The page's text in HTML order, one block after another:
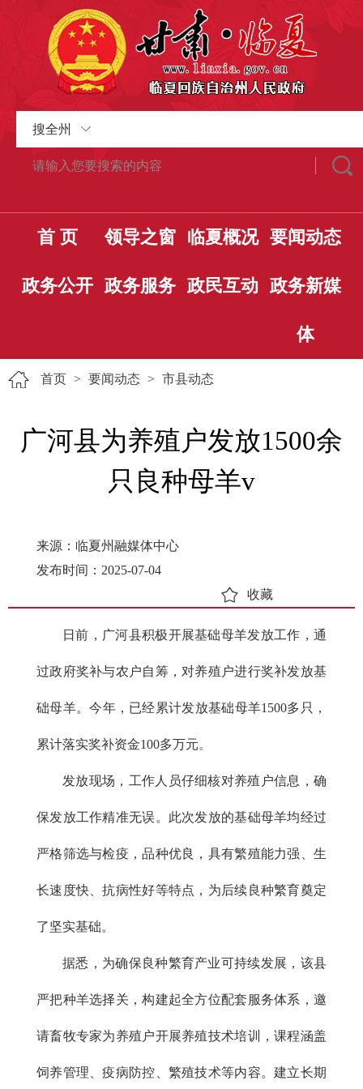
搜全州
首 页 领导之窗 临夏概况 要闻动态
政务公开 政务服务 政民互动 政务新媒
体
首页 > 要闻动态 > 市县动态
广河县为养殖户发放1500余
只良种母羊v
来源：临夏州融媒体中心
发布时间：2025-07-04
收藏
日前，广河县积极开展基础母羊发放工作，通
过政府奖补与农户自筹，对养殖户进行奖补发放基
础母羊。今年，已经累计发放基础母羊1500多只，
累计落实奖补资金100多万元。
发放现场，工作人员仔细核对养殖户信息，确
保发放工作精准无误。此次发放的基础母羊均经过
严格筛选与检疫，品种优良，具有繁殖能力强、生
长速度快、抗病性好等特点，为后续良种繁育奠定
了坚实基础。
据悉，为确保良种繁育产业可持续发展，该县
严把种羊选择关，构建起全方位配套服务体系，邀
请畜牧专家为养殖户开展养殖技术培训，课程涵盖
饲养管理、疫病防控、繁殖技术等内容。建立长期